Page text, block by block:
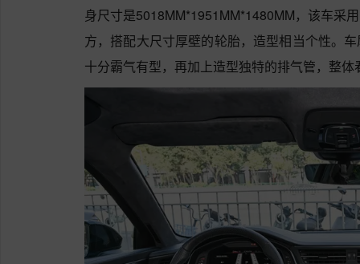
身尺寸是5018MM*1951MM*1480MM，该车采
方，搭配大尺寸厚壁的轮胎，造型相当个性。
十分霸气有型，再加上造型独特的排气管，整